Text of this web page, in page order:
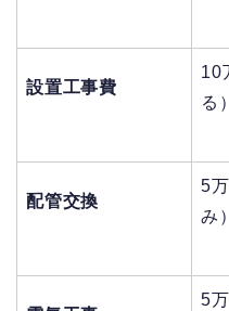
設置工事費
10
る）
配管交換
5
み）
5